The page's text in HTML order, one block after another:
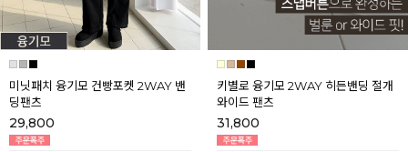
미닛패치 융기모 건빵포켓 2WAY 밴
딩팬츠
29,800
키별로 융기모 2WAY 히든밴딩 절개
와이드 팬츠
31,800